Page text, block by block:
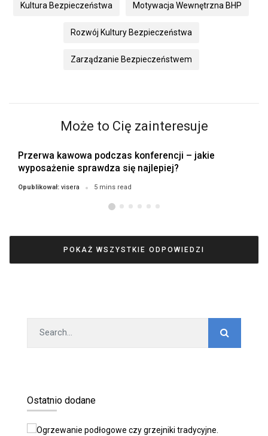
Kultura Bezpieczeństwa Motywacja Wewnętrzna BHP
Rozwój Kultury Bezpieczeństwa
Zarządzanie Bezpieczeństwem
Może to Cię zainteresuje
Przerwa kawowa podczas konferencji – jakie
wyposażenie sprawdza się najlepiej?
Opublikował: visera 5 mins read
POKAŻ WSZYSTKIE ODPOWIEDZI
Ostatnio dodane